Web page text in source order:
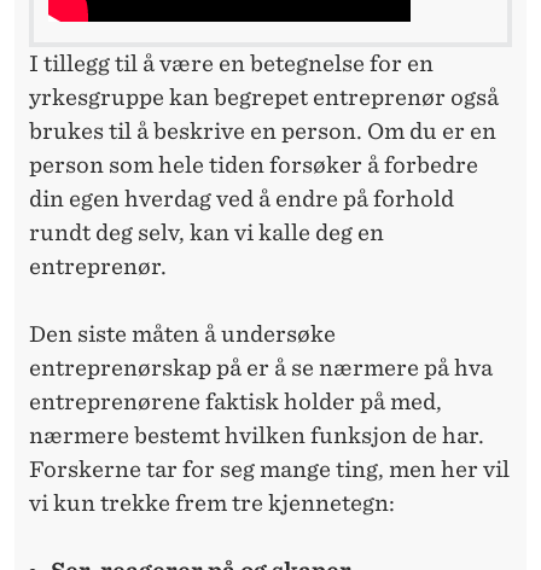
I tillegg til å være en betegnelse for en
yrkesgruppe kan begrepet entreprenør også
brukes til å beskrive en person. Om du er en
person som hele tiden forsøker å forbedre
din egen hverdag ved å endre på forhold
rundt deg selv, kan vi kalle deg en
entreprenør.
Den siste måten å undersøke
entreprenørskap på er å se nærmere på hva
entreprenørene faktisk holder på med,
nærmere bestemt hvilken funksjon de har.
Forskerne tar for seg mange ting, men her vil
vi kun trekke frem tre kjennetegn: